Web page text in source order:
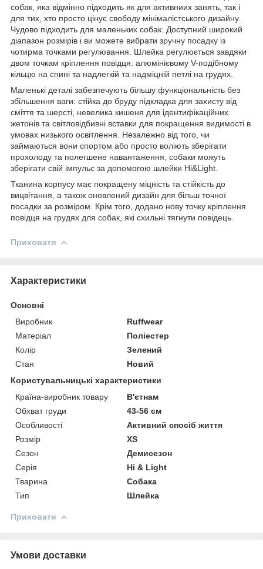
собак, яка відмінно підходить як для активниих занять, так і
для тих, хто просто цінує свободу мінімалістського дизайну.
Чудово підходить для маленьких собак. Доступний широкий
діапазон розмірів і ви можете вибрати зручну посадку із
чотирма точками регулювання. Шлейка регулюється завдяки
двом точкам кріплення повідця: алюмінієвому V-подібному
кільцю на спині та надлегкій та надміцній петлі на грудях.
Маленькі деталі забезпечують більшу функціональність без
збільшення ваги: стійка до бруду підкладка для захисту від
сміття та шерсті, невелика кишеня для ідентифікаційних
жетонів та світловідбивні вставки для покращення видимості в
умовах низького освітлення. Незалежно від того, чи
займаються вони спортом або просто воліють зберігати
прохолоду та полегшене навантаження, собаки можуть
зберігати свій імпульс за допомогою шлейки Hi&Light.
Тканина корпусу має покращену міцність та стійкість до
вицвітання, а також оновлений дизайн для більш точної
посадки за розміром. Крім того, додано нову точку кріплення
повідця на грудях для собак, які схильні тягнути повідець.
Приховати
Характеристики
Основні
Виробник
Ruffwear
Матеріал
Поліестер
Колір
Зелений
Стан
Новий
Користувальницькі характеристики
Країна-виробник товару
В'єтнам
Обхват груди
43-56 см
Особливості
Активний спосіб життя
Розмір
XS
Сезон
Демисезон
Серія
Hi & Light
Тварина
Собака
Тип
Шлейка
Приховати
Умови доставки